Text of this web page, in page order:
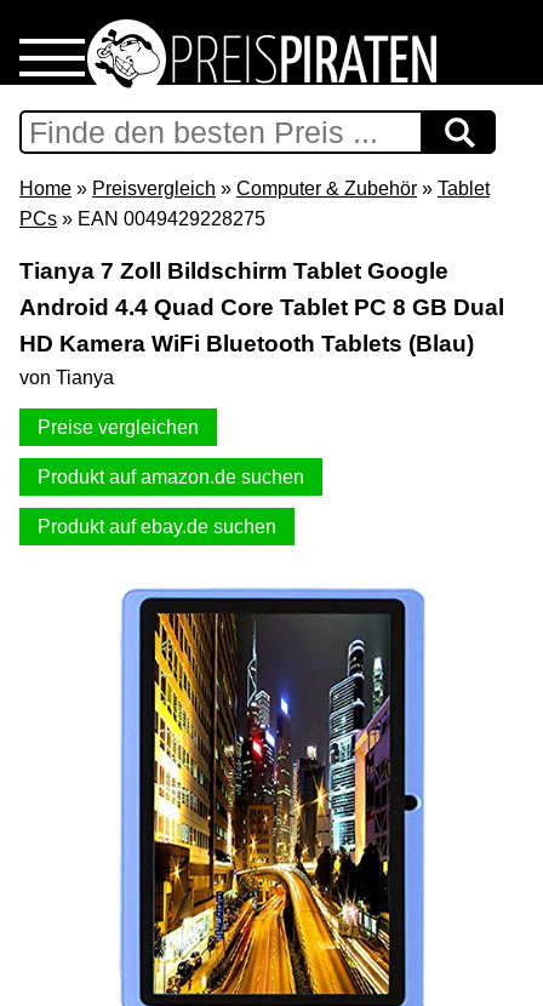
Home
Download
Support & Newsletter
Presse
Datenschutz
Impressum
Home » Preisvergleich » Computer & Zubehör » Tablet
PCs » EAN 0049429228275
Tianya 7 Zoll Bildschirm Tablet Google
Android 4.4 Quad Core Tablet PC 8 GB Dual
HD Kamera WiFi Bluetooth Tablets (Blau)
von Tianya
Preise vergleichen
Produkt auf amazon.de suchen
Produkt auf ebay.de suchen